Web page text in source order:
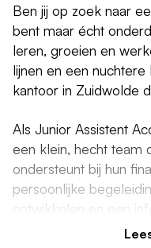
Ben jij op zoek naar
bent maar écht
leren, groeien en
lijnen en een
kantoor in Zuidwolde
Als Junior Assistent
een klein, hecht team
ondersteunt bij hun
persoonlijke
ontwikkelen en een
iedereen voor elkaar